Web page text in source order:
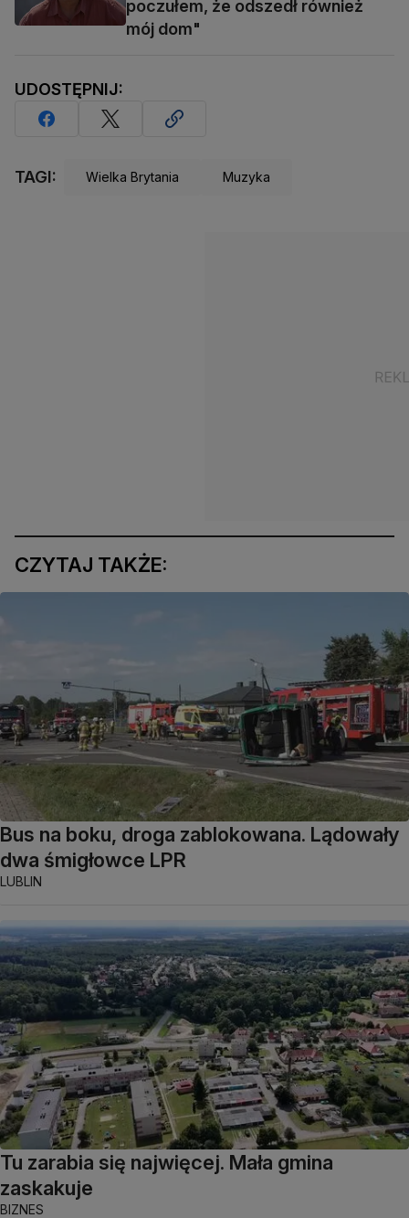
poczułem, że odszedł również
mój dom"
UDOSTĘPNIJ:
TAGI: Wielka Brytania Muzyka
CZYTAJ TAKŻE:
Bus na boku, droga zablokowana. Lądowały
dwa śmigłowce LPR
LUBLIN
Tu zarabia się najwięcej. Mała gmina
zaskakuje
BIZNES